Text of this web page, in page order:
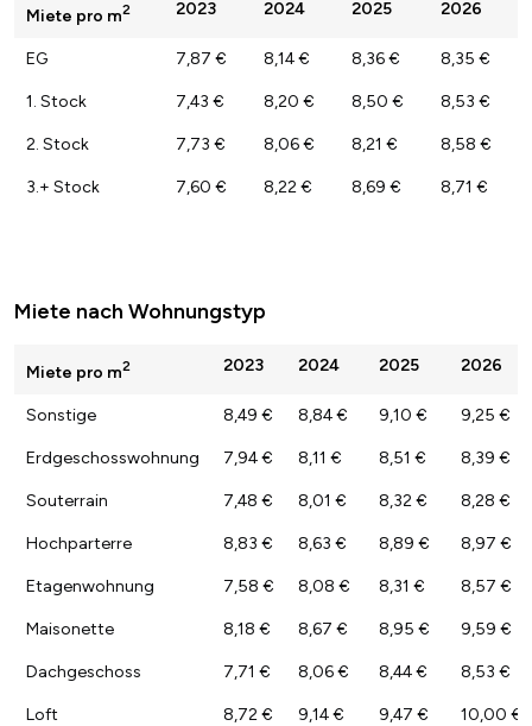
Miete pro m2 2023 2024 2025 2026
EG 7,87 € 8,14 € 8,36 € 8,35 €
1. Stock 7,43 € 8,20 € 8,50 € 8,53 €
2. Stock 7,73 € 8,06 € 8,21 € 8,58 €
3.+ Stock 7,60 € 8,22 € 8,69 € 8,71 €
Miete nach Wohnungstyp
Miete pro m2 2023 2024 2025 2026
Sonstige 8,49 € 8,84 € 9,10 € 9,25 €
Erdgeschosswohnung 7,94 € 8,11 € 8,51 € 8,39 €
Souterrain 7,48 € 8,01 € 8,32 € 8,28 €
Hochparterre 8,83 € 8,63 € 8,89 € 8,97 €
Etagenwohnung 7,58 € 8,08 € 8,31 € 8,57 €
Maisonette 8,18 € 8,67 € 8,95 € 9,59 €
Dachgeschoss 7,71 € 8,06 € 8,44 € 8,53 €
Loft 8,72 € 9,14 € 9,47 € 10,00 €